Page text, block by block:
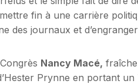
fin à une carrière
des journaux et
Nancy Macé,
Prynne en portant